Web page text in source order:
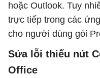
hoặc Outlook. Tuy
trực tiếp trong các
cho người dùng gói
Sửa lỗi thiếu nút
Office